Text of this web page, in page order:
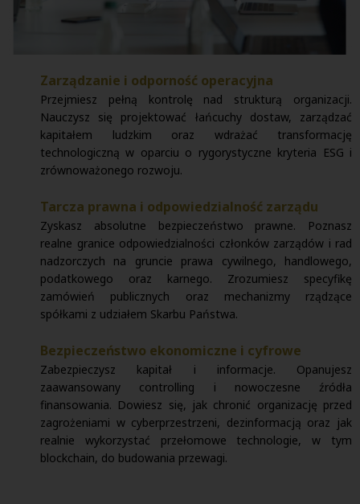
Zarządzanie i odporność operacyjna
Przejmiesz pełną kontrolę nad strukturą organizacji.
Nauczysz się projektować łańcuchy dostaw, zarządzać
kapitałem ludzkim oraz wdrażać transformację
technologiczną w oparciu o rygorystyczne kryteria ESG i
zrównoważonego rozwoju.
Tarcza prawna i odpowiedzialność zarządu
Zyskasz absolutne bezpieczeństwo prawne. Poznasz
realne granice odpowiedzialności członków zarządów i rad
nadzorczych na gruncie prawa cywilnego, handlowego,
podatkowego oraz karnego. Zrozumiesz specyfikę
zamówień publicznych oraz mechanizmy rządzące
spółkami z udziałem Skarbu Państwa.
Bezpieczeństwo ekonomiczne i cyfrowe
Zabezpieczysz kapitał i informacje. Opanujesz
zaawansowany controlling i nowoczesne źródła
finansowania. Dowiesz się, jak chronić organizację przed
zagrożeniami w cyberprzestrzeni, dezinformacją oraz jak
realnie wykorzystać przełomowe technologie, w tym
blockchain, do budowania przewagi.